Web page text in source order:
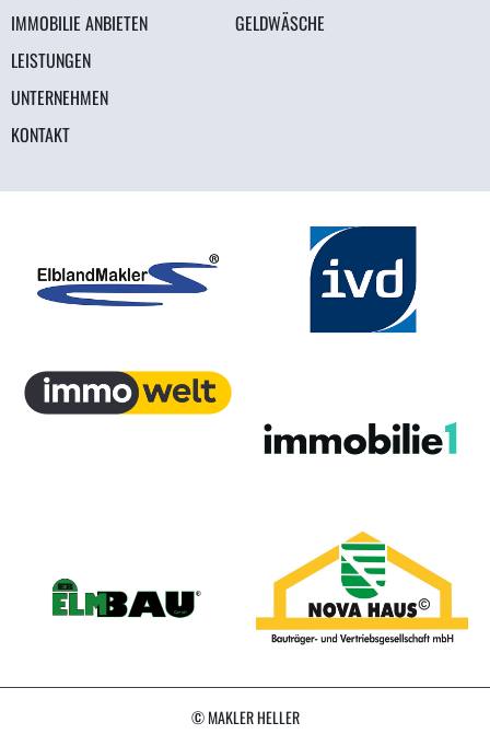
IMMOBILIE ANBIETEN
LEISTUNGEN
UNTERNEHMEN
KONTAKT
GELDWÄSCHE
© MAKLER HELLER